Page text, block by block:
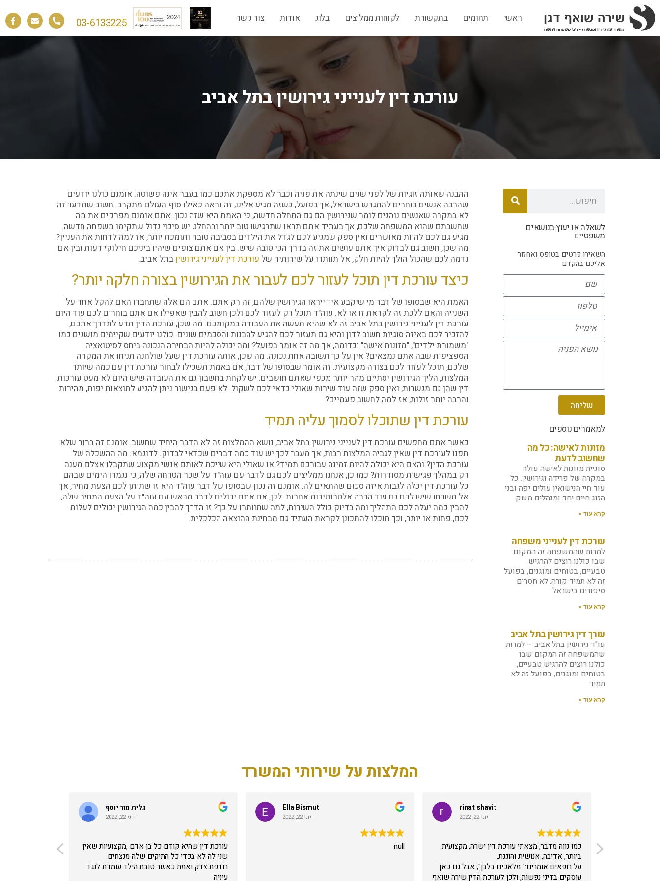
ראשי תחומים בתקשורת לקוחות ממליצים בלוג אודות צור קשר 03-6133225
עורכת דין לענייני גירושין בתל אביב
לשאלה או יעוץ בנושאים
משפטיים
השאירו פרטים בטופס ואחזור
אליכם בהקדם
שליחה
למאמרים נוספים
מזונות לאישה: כל מה
שחשוב לדעת
סוגיית מזונות לאישה עולה
במקרה של פרידה וגירושין. כל
עוד חיי הנישואין עולים יפה ובני
הזוג חיים יחד ומנהלים משק
קרא עוד »
עורכת דין לענייני משפחה
למרות שהמשפחה זה המקום
שבו כולנו רוצים להרגיש
טבעיים, בטוחים ומוגנים, בפועל
זה לא תמיד קורה. לא חסרים
סיפורים בישראל
קרא עוד »
עורך דין גירושין בתל אביב
עו"ד גירושין בתל אביב – למרות
שהמשפחה זה המקום שבו
כולנו רוצים להרגיש טבעיים,
בטוחים ומוגנים, בפועל זה לא
תמיד
קרא עוד »
ההבנה שאותה זוגיות של לפני שנים שינתה את פניה וכבר לא מספקת אתכם כמו בעבר אינה פשוטה. אומנם כולנו יודעים
שהרבה אנשים בוחרים להתגרש בישראל, אך בפועל, כשזה מגיע אלינו, זה נראה כאילו סוף העולם מתקרב. חשוב שתדעו: זה
לא במקרה שאנשים נוהגים לומר שגירושין הם גם התחלה חדשה, כי האמת היא שזה נכון. אתם אומנם מפרקים את מה
שחשבתם שהוא המשפחה שלכם, אך בעתיד אתם תראו שתרגישו טוב יותר ובהחלט יש סיכוי גדול שתקימו משפחה חדשה.
מגיע גם לכם להיות מאושרים ואין ספק שמגיע לכם לגדל את הילדים בסביבה טובה ותומכת יותר, אז למה לדחות את העניין?
מה שכן, חשוב גם לבדוק איך אתם עושים את זה בדרך הכי טובה שיש. בין אם אתם צופים שיהיו ביניכם חילוקי דעות ובין אם
נדמה לכם שהכול הולך להיות חלק, אל תוותרו על שירותיה של עורכת דין לענייני גירושיןבתל אביב.
כיצד עורכת דין תוכל לעזור לכם לעבור את הגירושין בצורה חלקה יותר?
האמת היא שבסופו של דבר מי שיקבע איך ייראו הגירושין שלהם, זה רק אתם. אתם הם אלה שתחברו האם להקל אחד על
השנייה והאם ללכת זה לקראת זו או לא. עוה"ד תוכל רק לעזור לכם ולכן חשוב להבין שאפילו אם אתם בוחרים לכם עוד היום
עורכת דין לענייני גירושין בתל אביב זה לא שהיא תעשה את העבודה במקומכם. מה שכן, עורכת הדין תדע לתדרך אתכם,
להזכיר לכם באיזה סוגיות חשוב לדון והיא גם תעזור לכם להגיע להבנות והסכמים שונים. כולנו יודעים שקיימים מושגים כמו
"משמורת ילדים", "מזונות אישה" וכדומה, אך מה זה אומר בפועל? ומה יכולה להיות הבחירה הנכונה ביחס לסיטואציה
הספציפית שבה אתם נמצאים? אין על כך תשובה אחת נכונה. מה שכן, אותה עורכת דין שעל שולחנה תניחו את המקרה
שלכם, תוכל לעזור לכם בצורה מקצועית. זה אומר שבסופו של דבר, אם באמת תשכילו לבחור עורכת דין עם כמה שיותר
המלצות, הליך הגירושין יסתיים מהר יותר מכפי שאתם חושבים. יש לקחת בחשבון גם את העובדה שיש היום לא מעט עורכות
דין שהן גם מגשרות, ואין ספק שזה עוד שירות שאולי כדאי לכם לשקול. לא פעם בגישור ניתן להגיע לתוצאות יפות, מהירות
והרבה יותר זולות, אז למה לחשוב פעמיים?
עורכת דין שתוכלו לסמוך עליה תמיד
כאשר אתם מחפשים עורכת דין לענייני גירושין בתל אביב, נושא ההמלצות זה לא הדבר היחיד שחשוב. אומנם זה ברור שלא
תפנו לעורכת דין שאין לגביה המלצות רבות, אך מעבר לכך יש עוד כמה דברים שכדאי לבדוק. לדוגמא: מה ההשכלה של
עורכת הדין? והאם היא יכולה להיות זמינה עבורכם תמיד? או שאולי היא שייכת לאותם אנשי מקצוע שתקבלו אצלם מענה
רק במהלך פגישות מסודרות? כמו כן, אנחנו ממליצים לכם גם לדבר עם עוה"ד על שכר הטרחה שלה, כי נגמרו הימים שבהם
כל עורכת דין יכלה לגבות איזה סכום שהתאים לה. אומנם זה נכון שבסופו של דבר עוה"ד היא זו שתיתן לכם הצעת מחיר, אך
אל תשכחו שיש לכם גם עוד הרבה אלטרנטיבות אחרות. לכן, אם אתם יכולים לדבר מראש עם עוה"ד על הצעת המחיר שלה,
להבין כמה יעלה לכם התהליך ומה בדיוק כולל השירות, למה שתוותרו על כך? זו הדרך להבין כמה הגירושין יכולים לעלות
לכם, פחות או יותר, וכך תוכלו להתכונן לקראת העתיד גם מבחינת ההוצאה הכלכלית.
המלצות על שירותי המשרד
גלית מור יוסף
יוני 22, 2022
עורכת דין שהיא קודם כל בן אדם ,מקצועיות שאין
שני לה לא בכדי כל התיקים שלה מנצחים
רודפת צדק ואמת כאשר טובת הילד עומדת לנגד
עיניה
Ella Bismut
יוני 22, 2022
null
rinat shavit
יוני 22, 2022
כמו נווה מדבר, מצאתי עורכת דין ישרה, מקצועית
ביותר, אדיבה, אנושית והוגנת.
על רופאים אומרים:" מלאכים בלבן", אבל גם כאן
עוסקים בדיני נפשות, ולכן לעורכת הדין שירה שואף